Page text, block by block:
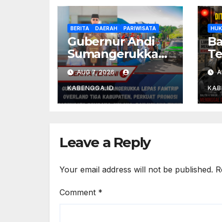
BERITA DAERAH PARIWISATA
Gubernur Andi
Sumangerukka
Lepas Famtrip
Overland Tiga
Kabupaten,
Perkuat Promosi
dan Kolaka Timur
AUG 7, 2026
KABENGGA.ID
Leave a Reply
Your email address will not be published.
Comment *